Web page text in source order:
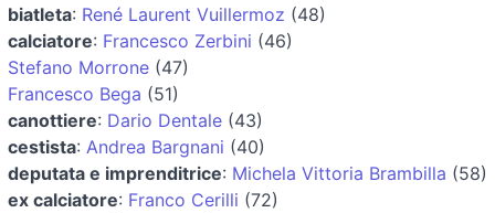
biatleta: René Laurent Vuillermoz (48)
calciatore: Francesco Zerbini (46)
Stefano Morrone (47)
Francesco Bega (51)
canottiere: Dario Dentale (43)
cestista: Andrea Bargnani (40)
deputata e imprenditrice: Michela Vittoria Brambilla (58)
ex calciatore: Franco Cerilli (72)